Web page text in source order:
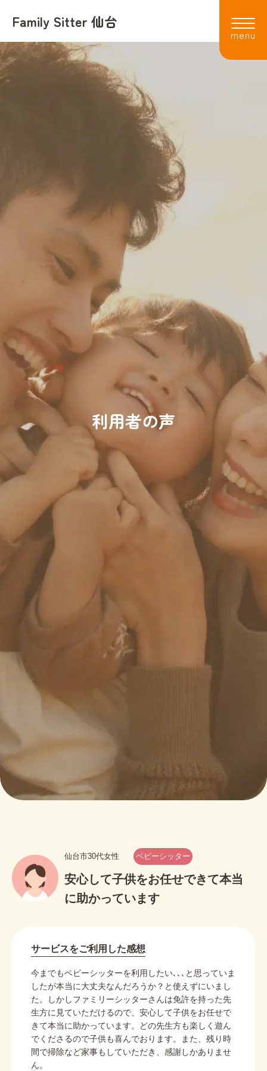
Family Sitter 仙台
利用者の声
よくある質問
お電話でのお問い合わせ
050-3749-5127
［受付時間］9:00〜17:00
メールでのお問い合わせ
メールフォームへ
ご利用予約
サービスのご予約はこちらから
初めての方はこちら
ご予約はこちら
採用情報
あなたも一緒に働きませんか？
利用者の声
仙台市30代女性 ベビーシッター
安心して子供をお任せできて本当
に助かっています
サービスをご利用した感想
今までもベビーシッターを利用したい､､､と思っていま
したが本当に大丈夫なんだろうか？と使えずにいまし
た。しかしファミリーシッターさんは免許を持った先
生方に見ていただけるので、安心して子供をお任せで
きて本当に助かっています。どの先生方も楽しく遊ん
でくださるので子供も喜んでおります。また、残り時
間で掃除など家事もしていただき、感謝しかありませ
ん。